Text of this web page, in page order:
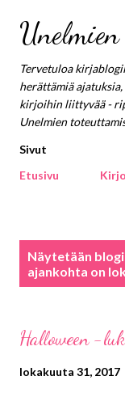
Tervetuloa
herättämiä
kirjoihin liittyvää -
Unelmien
Sivut
Etusivu
Näytetään
ajankohta on
Halloween -
lokakuuta 31, 2017